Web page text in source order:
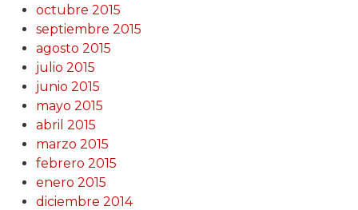
octubre 2015
septiembre 2015
agosto 2015
julio 2015
junio 2015
mayo 2015
abril 2015
marzo 2015
febrero 2015
enero 2015
diciembre 2014